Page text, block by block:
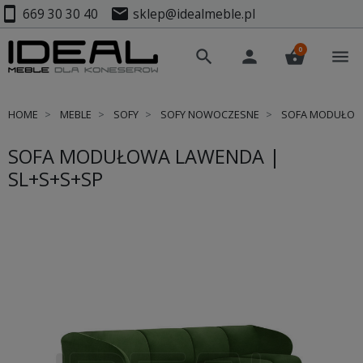
smartphone 669 30 30 40 mail sklep@idealmeble.pl
search person shopping_basket
0 menu
HOME MEBLE SOFY SOFY NOWOCZESNE SOFA
SOFA MODUŁOWA LAWENDA |
SL+S+S+SP